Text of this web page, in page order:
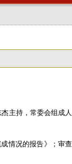
主持，常委会组成人
情况的报告》；审查